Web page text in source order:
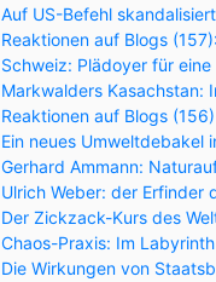
Auf US-Befehl
Reaktionen auf Blogs
Schweiz: Plädoyer für
Markwalders Kasachstan:
Reaktionen auf Blogs
Ein neues Umweltdebakel
Gerhard Ammann:
Ulrich Weber: der Erfinder
Der Zickzack-Kurs des
Chaos-Praxis: Im
Die Wirkungen von